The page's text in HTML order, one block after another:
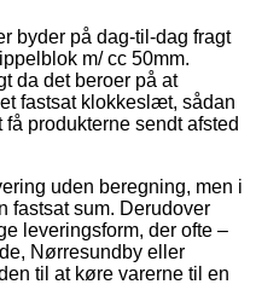
byder på dag-til-dag fragt
m/ cc 50mm.
da det beroer på at
fastsat klokkeslæt, sådan
produkterne sendt afsted
uden beregning, men i
fastsat sum. Derudover
leveringsform, der ofte –
Nørresundby eller
til at køre varerne til en